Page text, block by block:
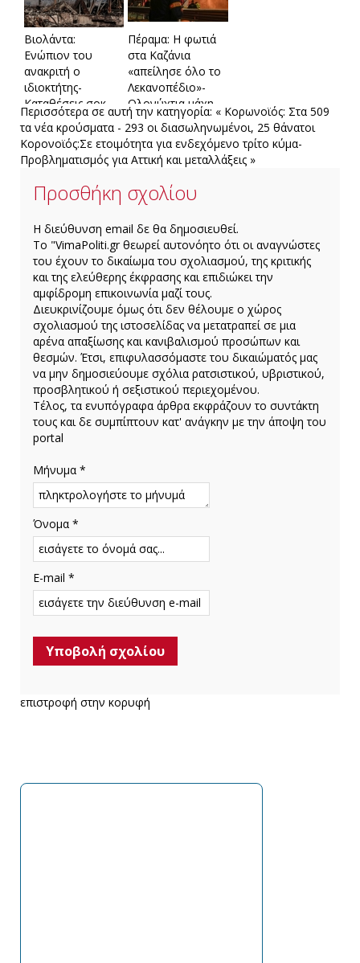
Βιολάντα:
Ενώπιον του
ανακριτή ο
ιδιοκτήτης-
Καταθέσεις σοκ
και τεχνικές
παραλείψεις
Πέραμα: Η φωτιά
στα Καζάνια
«απείλησε όλο το
Λεκανοπέδιο»-
Ολονύχτια μάχη
με τις
φλόγες(Φώτο)
Περισσότερα σε αυτή την κατηγορία: « Κορωνοϊός: Στα 509
τα νέα κρούσματα - 293 οι διασωληνωμένοι, 25 θάνατοι
Κορονοϊός:Σε ετοιμότητα για ενδεχόμενο τρίτο κύμα-
Προβληματισμός για Αττική και μεταλλάξεις »
Προσθήκη σχολίου
H διεύθυνση email δε θα δημοσιευθεί.
Το "VimaPoliti.gr θεωρεί αυτονόητο ότι οι αναγνώστες
του έχουν το δικαίωμα του σχολιασμού, της κριτικής
και της ελεύθερης έκφρασης και επιδιώκει την
αμφίδρομη επικοινωνία μαζί τους.
Διευκρινίζουμε όμως ότι δεν θέλουμε ο χώρος
σχολιασμού της ιστοσελίδας να μετατραπεί σε μια
αρένα απαξίωσης και κανιβαλισμού προσώπων και
θεσμών. Έτσι, επιφυλασσόμαστε του δικαιώματός μας
να μην δημοσιεύουμε σχόλια ρατσιστικού, υβριστικού,
προσβλητικού ή σεξιστικού περιεχομένου.
Τέλος, τα ενυπόγραφα άρθρα εκφράζουν το συντάκτη
τους και δε συμπίπτουν κατ' ανάγκην με την άποψη του
portal
Μήνυμα *
Όνομα *
E-mail *
επιστροφή στην κορυφή